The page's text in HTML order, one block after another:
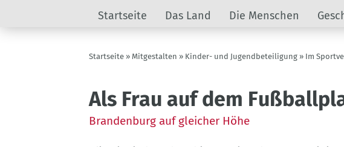
Landeskunde
Startseite Das Land Die Menschen
Pfadnavigation
Startseite Mitgestalten Kinder- und Jugendbeteiligung Im
Als Frau auf dem
Brandenburg auf gleicher Höhe